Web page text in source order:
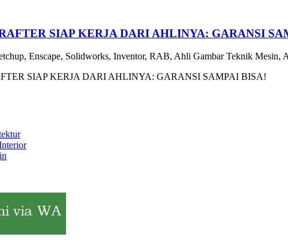
SIAP KERJA DARI AHLINYA: GARANSI
Enscape, Solidworks, Inventor, RAB, Ahli Gambar Teknik Mesin,